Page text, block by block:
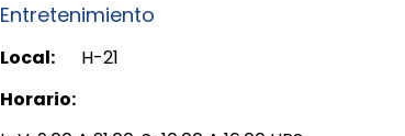
Entretenimiento
Local: H-21
Horario: